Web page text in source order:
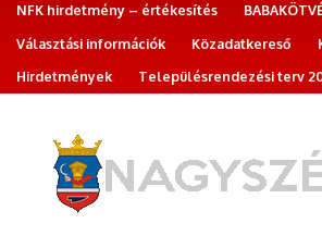
NFK hirdetmény – értékesítés
Választási információk
Közadatkereső
Hirdetmények
Településrendezési terv